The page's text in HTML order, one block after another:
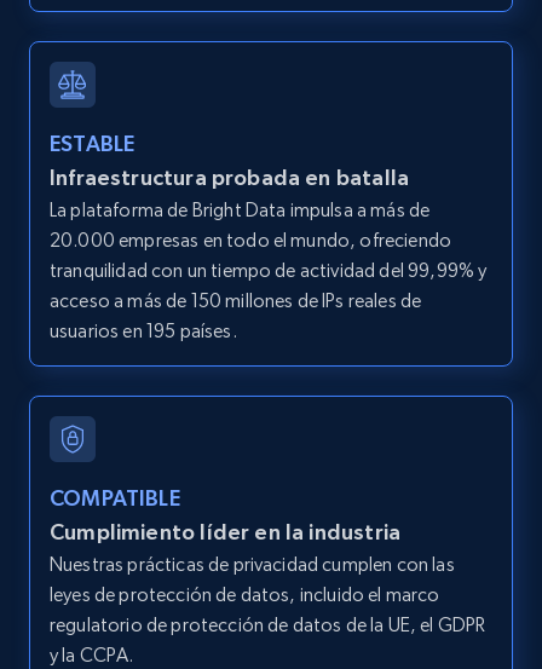
2.1K+ 375+ Prueba gratuita
Amazon products global dataset - Collect
Title, Seller name, Brand, Description, Initial
price, Currency, Availability, Reviews count, and
more.
375+
Amazon products global dataset - Collect
products from Brands URLs
Title, Seller name, Brand, Description, Initial
price, Currency, Availability, Reviews count, and
more.
2.1K+ 375+ Prueba gratuita
ESTABLE
Infraestructura probada en batalla
La plataforma de Bright Data impulsa a más de
20.000 empresas en todo el mundo, ofreciendo
tranquilidad con un tiempo de actividad del 99,99% y
acceso a más de 150 millones de IPs reales de
usuarios en 195 países.
COMPATIBLE
Cumplimiento líder en la industria
Nuestras prácticas de privacidad cumplen con las
leyes de protección de datos, incluido el marco
regulatorio de protección de datos de la UE, el GDPR
y la CCPA.